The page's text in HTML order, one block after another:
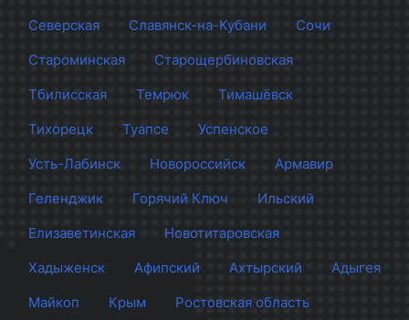
Северская
Славянск-на-Кубани
Сочи
Староминская
Старощербиновская
Тбилисская
Темрюк
Тимашёвск
Тихорецк
Туапсе
Успенское
Усть-Лабинск
Новороссийск
Армавир
Геленджик
Горячий Ключ
Ильский
Елизаветинская
Новотитаровская
Хадыженск
Афипский Ахтырский
Адыгея
Майкоп
Крым Ростовская область